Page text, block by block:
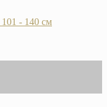
- 140 см